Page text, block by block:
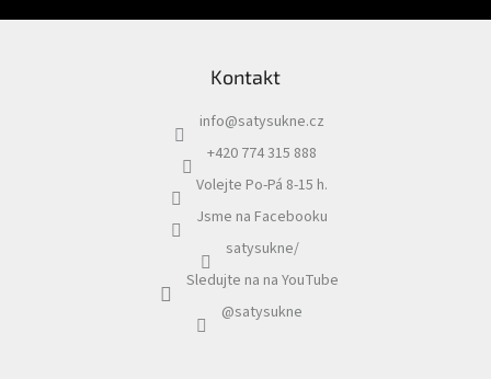
Kontakt
info@satysukne.cz
+420 774 315 888
Volejte Po-Pá 8-15 h.
Jsme na Facebooku
satysukne/
Sledujte na na YouTube
@satysukne